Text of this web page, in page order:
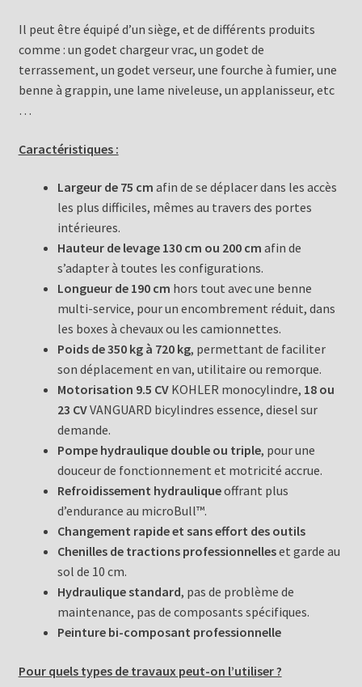
Il peut être équipé d’un siège, et de différents produits
comme : un godet chargeur vrac, un godet de
terrassement, un godet verseur, une fourche à fumier, une
benne à grappin, une lame niveleuse, un applanisseur, etc
…
Caractéristiques :
Largeur de 75 cm afin de se déplacer dans les accès
les plus difficiles, mêmes au travers des portes
intérieures.
Hauteur de levage 130 cm ou 200 cm afin de
s’adapter à toutes les configurations.
Longueur de 190 cm hors tout avec une benne
multi-service, pour un encombrement réduit, dans
les boxes à chevaux ou les camionnettes.
Poids de 350 kg à 720 kg, permettant de faciliter
son déplacement en van, utilitaire ou remorque.
Motorisation 9.5 CVKOHLER monocylindre, 18 ou
23 CVVANGUARD bicylindres essence, diesel sur
demande.
Pompe hydraulique double ou triple, pour une
douceur de fonctionnement et motricité accrue.
Refroidissement hydrauliqueoffrant plus
d’endurance au microBull™.
Changement rapide et sans effort des outils
Chenilles de tractions professionnelleset garde au
sol de 10 cm.
Hydraulique standard, pas de problème de
maintenance, pas de composants spécifiques.
Peinture bi-composant professionnelle
Pour quels types de travaux peut-on l’utiliser ?